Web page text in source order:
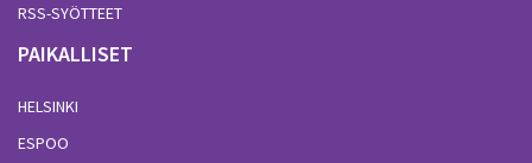
RSS-SYÖTTEET
PAIKALLISET
HELSINKI
ESPOO